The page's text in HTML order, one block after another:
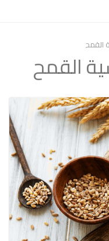
القمح
القمح